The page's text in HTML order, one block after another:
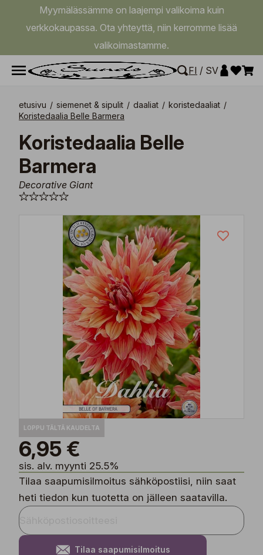
Myymälässämme on laajempi valikoima kuin
verkkokaupassa. Ota yhteyttä, niin kerromme lisää
valikoimastamme.
FI / SV
etusivu / siemenet & sipulit / daaliat / koristedaaliat /
Koristedaalia Belle Barmera
Koristedaalia Belle
Barmera
Decorative Giant
LOPPU TÄLTÄ KAUDELTA
6,95 €
sis. alv. myynti 25.5%
Tilaa saapumisilmoitus sähköpostiisi, niin saat
heti tiedon kun tuotetta on jälleen saatavilla.
Tilaa saapumisilmoitus